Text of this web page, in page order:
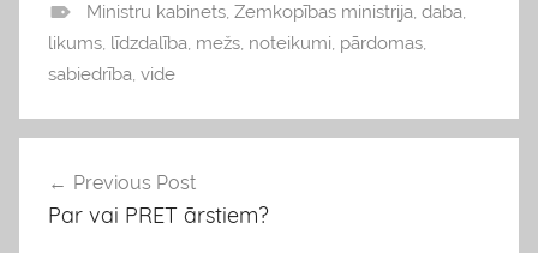
b
l
g
Ministru kabinets, Zemkopības ministrija, daba,
likums, līdzdalība, mežs, noteikumi, pārdomas,
sabiedrība, vide
Ziņu
izvēlne
Previous Post
Par vai PRET ārstiem?